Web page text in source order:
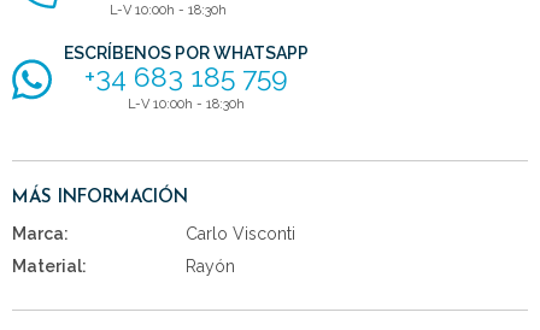
L-V 10:00h - 18:30h
ESCRÍBENOS POR WHATSAPP
+34 683 185 759
L-V 10:00h - 18:30h
MÁS INFORMACIÓN
Marca:
Carlo Visconti
Material:
Rayón